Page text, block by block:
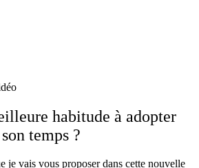
habitude à adopter
temps ?
je vais vous proposer dans cette nouvelle